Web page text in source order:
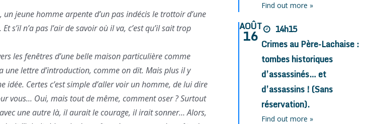
jeune homme arpente d’un pas indécis le trottoir d’une
s’il n’a pas l’air de savoir où il va, c’est qu’il sait trop
les fenêtres d’une belle maison particulière comme
lettre d’introduction, comme on dit. Mais plus il y
idée. Certes c’est simple d’aller voir un homme, de lui dire
vous… Oui, mais tout de même, comment oser ? Surtout
une autre là, il aurait le courage, il irait sonner… Alors,
Find out more »
AOÛT
16
14h15
Crimes au Père-Lachaise :
tombes historiques
d’assassinés… et
d’assassins ! (Sans
réservation).
Find out more »